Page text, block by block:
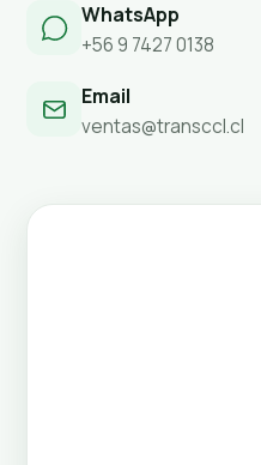
WhatsApp
+56 9 7427 0138
Email
ventas@transccl.cl